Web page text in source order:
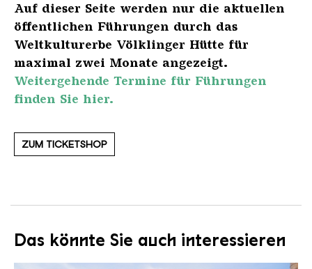
Auf dieser Seite werden nur die aktuellen
öffentlichen Führungen durch das
Weltkulturerbe Völklinger Hütte für
maximal zwei Monate angezeigt.
Weitergehende Termine für Führungen
finden Sie hier.
ZUM TICKETSHOP
Das könnte Sie auch interessieren